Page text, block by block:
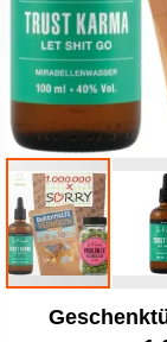
Anfang